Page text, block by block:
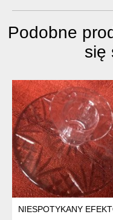
Podobne
się
NIESPOTYKANY